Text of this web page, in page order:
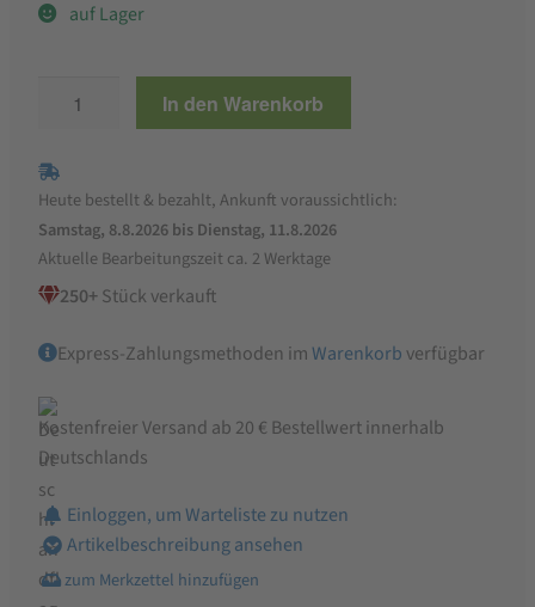
auf Lager
GOLD
Mie-
Noodles
Dinkel
Menge
In den Warenkorb
Heute bestellt & bezahlt, Ankunft voraussichtlich:
Samstag, 8.8.2026 bis Dienstag, 11.8.2026
Aktuelle Bearbeitungszeit ca. 2 Werktage
250+Stück verkauft
Express-Zahlungsmethoden imWarenkorb verfügbar
Kostenfreier Versand ab 20 € Bestellwert innerhalb
Deutschlands
Einloggen, um Warteliste zu nutzen
Artikelbeschreibung ansehen